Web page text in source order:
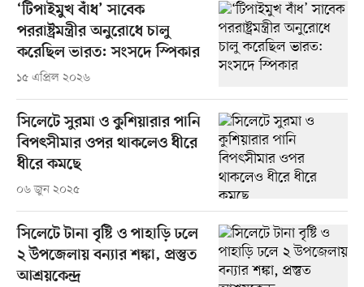
‘টিপাইমুখ বাঁধ’ সাবেক
পররাষ্ট্রমন্ত্রীর অনুরোধে চালু
করেছিল ভারত: সংসদে স্পিকার
১৫ এপ্রিল ২০২৬
সিলেটে সুরমা ও কুশিয়ারার পানি
বিপৎসীমার ওপর থাকলেও ধীরে
ধীরে কমছে
০৬ জুন ২০২৫
সিলেটে টানা বৃষ্টি ও পাহাড়ি ঢলে
২ উপজেলায় বন্যার শঙ্কা, প্রস্তুত
আশ্রয়কেন্দ্র